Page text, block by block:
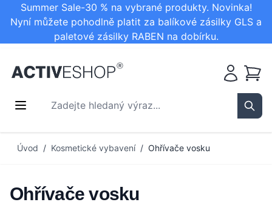
Summer Sale-30 % na vybrané produkty. Novinka!
Nyní můžete pohodlně platit za balíkové zásilky GLS a
paletové zásilky RABEN na dobírku.
Zadejte hledaný výraz...
Košík
Úvod / Kosmetické vybavení / Ohřívače vosku
Ohřívače vosku